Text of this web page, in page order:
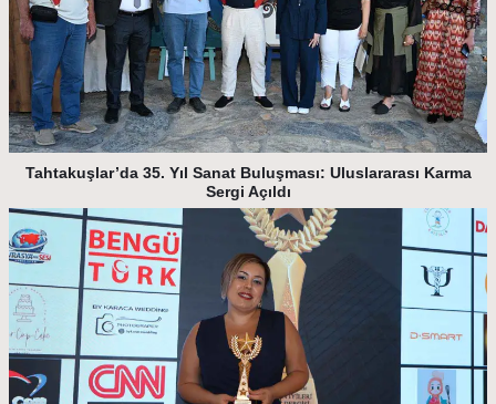
Tahtakuşlar’da 35. Yıl Sanat Buluşması: Uluslararası Karma
Sergi Açıldı